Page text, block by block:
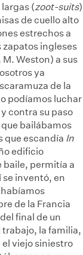
(zoot-suits)
de cuello alto
estrechos a
zapatos ingleses
Weston) a sus
ya
de la
podíamos luchar
y contra su paso
que bailábamos
que escandía In
edificio
baile, permitía a
se inventó, en
de la Francia
final de un
trabajo, la familia,
viejo siniestro